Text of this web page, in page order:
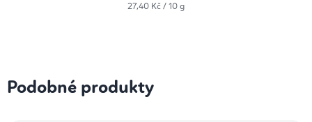
Měrná
27,40 Kč / 10 g
Podobné produkty